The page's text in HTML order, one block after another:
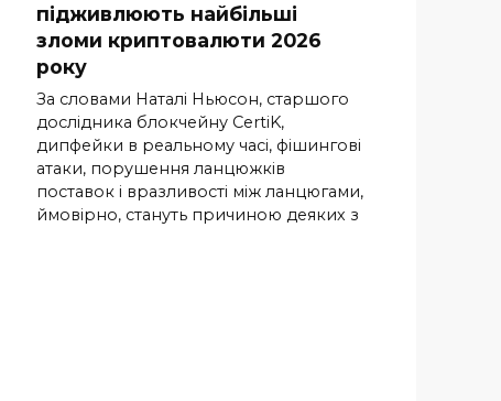
підживлюють найбільші
зломи криптовалюти 2026
року
За словами Наталі Ньюсон, старшого
дослідника блокчейну CertiK,
дипфейки в реальному часі, фішингові
атаки, порушення ланцюжків
поставок і вразливості між ланцюгами,
ймовірно, стануть причиною деяких з